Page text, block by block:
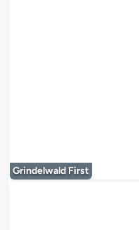
Grindelwald First